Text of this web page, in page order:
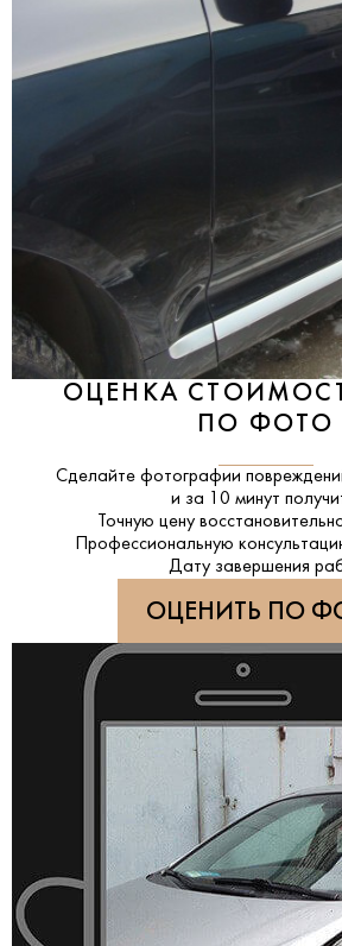
ОЦЕНКА
ПО ФОТО
Сделайте фотографии
и за
10 минут
Точную цену
Профессиональную
Дату завершения
ОЦЕНИТЬ ПО